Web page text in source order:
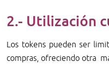
2.- Utilización
Los tokens pueden ser
compras, ofreciendo otra